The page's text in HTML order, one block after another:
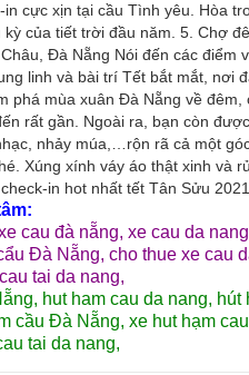
in cực xịn tại cầu Tình yêu. Hòa
kỳ của tiết trời đầu năm. 5. Chợ
Đà Nẵng Nói đến các điểm
linh và bài trí Tết bắt mắt, nơi
phá mùa xuân Đà Nẵng về
rất gần. Ngoài ra, bạn còn
nhảy múa,…rộn rã cả một
Xúng xính váy áo thật xinh và
in hot nhất tết Tân Sửu
cau đà nẵng, xe cau da nang
Đà Nẵng, cho thue xe cau
tai da nang,
, hut ham cau da nang, hút
cầu Đà Nẵng, xe hut hạm
tai da nang,